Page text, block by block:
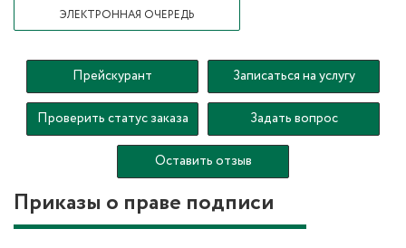
ЭЛЕКТРОННАЯ ОЧЕРЕДЬ
Прейскурант Записаться на услугу
Проверить статус заказа Задать вопрос
Оставить отзыв
Приказы о праве подписи